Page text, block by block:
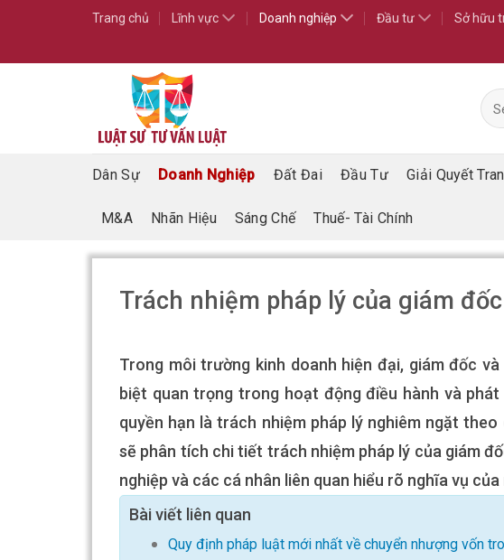
Trang chủ Lĩnh vực Doanh nghiệp Đầu tư Sở hữu
Dân Sự Doanh Nghiệp Đất Đai Đầu Tư Giải Quyết
M&A Nhãn Hiệu Sáng Chế Thuế- Tài Chính
Trách nhiệm pháp lý của giám
Trong môi trường kinh doanh hiện đại, giám đốc
biệt quan trọng trong hoạt động điều hành và
quyền hạn là trách nhiệm pháp lý nghiêm ngặt
sẽ phân tích chi tiết trách nhiệm pháp lý của giám
nghiệp và các cá nhân liên quan hiểu rõ nghĩa vụ
Bài viết liên quan
Quy định pháp luật mới nhất về chuyển nhượng vốn